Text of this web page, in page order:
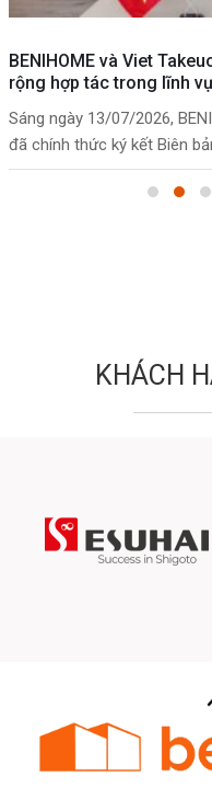
BENIHOME và Viet
rộng hợp tác trong lĩnh
Sáng ngày 13/07/2026,
đã chính thức ký kết Biên
KHÁCH